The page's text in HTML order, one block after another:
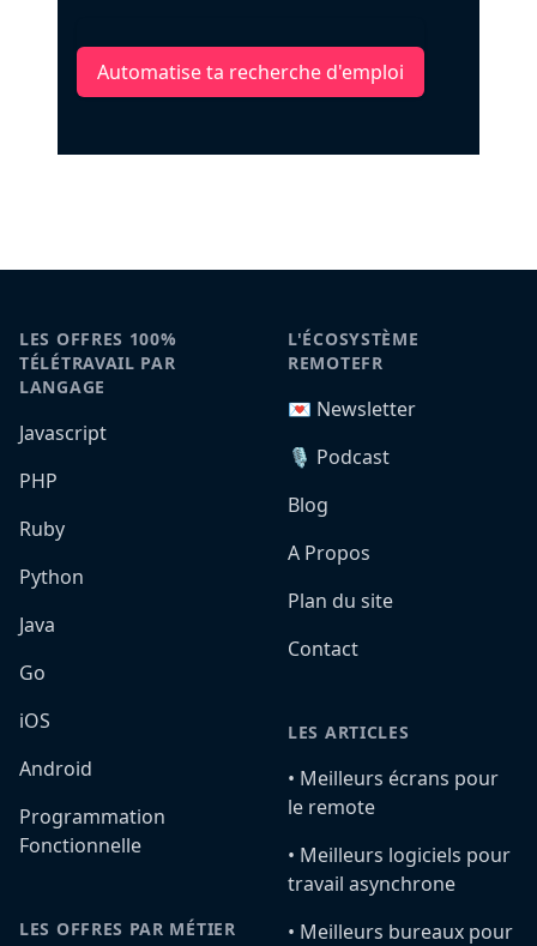
Automatise ta recherche d'emploi
LES OFFRES 100%
TÉLÉTRAVAIL PAR
LANGAGE
Javascript
PHP
Ruby
Python
Java
Go
iOS
Android
Programmation
Fonctionnelle
LES OFFRES PAR MÉTIER
L'ÉCOSYSTÈME
REMOTEFR
💌 Newsletter
🎙️ Podcast
Blog
A Propos
Plan du site
Contact
LES ARTICLES
•️ Meilleurs écrans pour
le remote
•️ Meilleurs logiciels pour
travail asynchrone
•️ Meilleurs bureaux pour